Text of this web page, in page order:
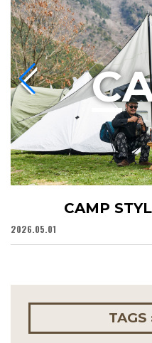
CAMP
2026.05.01
C
TAGS